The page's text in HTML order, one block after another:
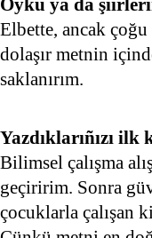
Öykü ya da
Elbette, ancak
dolaşır metnin
saklanırım.
Yazdıklarıñızı
Bilimsel çalışma
geçiririm. Sonra
çocuklarla çalışan